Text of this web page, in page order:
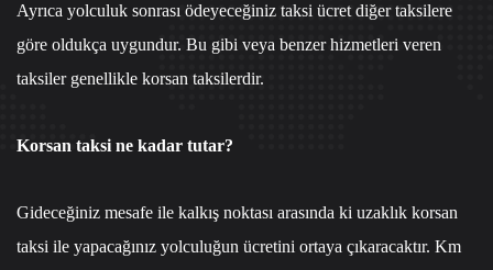
Ayrıca yolculuk sonrası ödeyeceğiniz taksi ücret diğer taksilere
göre oldukça uygundur. Bu gibi veya benzer hizmetleri veren
taksiler genellikle korsan taksilerdir.
Korsan taksi ne kadar tutar?
Gideceğiniz mesafe ile kalkış noktası arasında ki uzaklık korsan
taksi ile yapacağınız yolculuğun ücretini ortaya çıkaracaktır. Km